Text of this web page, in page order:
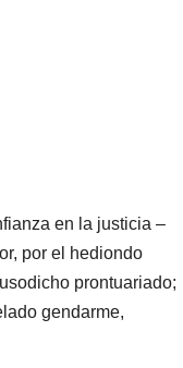
en la justicia –
por el hediondo
prontuariado;
gendarme,